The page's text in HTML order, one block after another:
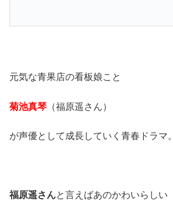
元気な青果店の看板娘こと
菊池真琴 （福原遥さん）
が声優として成長していく青春ドラマ。
福原遥さんと言えばあのかわいらしい